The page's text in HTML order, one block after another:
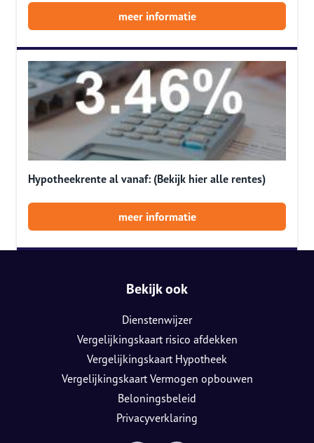
meer informatie
Hypotheekrente al vanaf: (Bekijk hier alle rentes)
meer informatie
Bekijk ook
Dienstenwijzer
Vergelijkingskaart risico afdekken
Vergelijkingskaart Hypotheek
Vergelijkingskaart Vermogen opbouwen
Beloningsbeleid
Privacyverklaring